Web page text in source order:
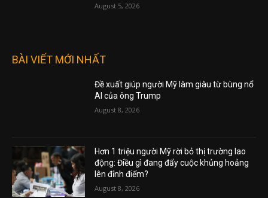
August 5, 2026
BÀI VIẾT MỚI NHẤT
Đề xuất giúp người Mỹ làm giàu từ bùng nổ
AI của ông Trump
August 8, 2026
Hơn 1 triệu người Mỹ rời bỏ thị trường lao
động: Điều gì đang đẩy cuộc khủng hoảng
lên đỉnh điểm?
August 8, 2026